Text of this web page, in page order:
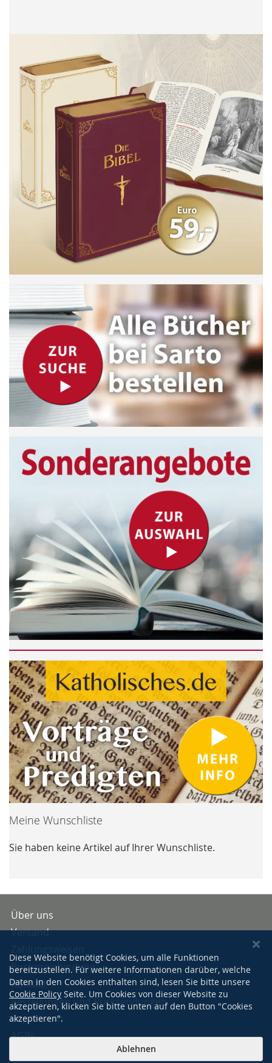
Meine Wunschliste
Sie haben keine Artikel auf Ihrer Wunschliste.
Über uns
Versand
Buchpreisbindung
Kontakt
Bestellungen und Rücksendungen
Impressum
AGBs
Diese Website benötigt Cookies, um alle Funktionen
bereitzustellen. Für weitere Informationen darüber, welche
Daten in den Cookies enthalten sind, lesen Sie bitte unsere
Cookie Policy Seite. Um Cookies von dieser Website zu
akzeptieren, klicken Sie bitte unten auf den Button "Cookies
akzeptieren".
Ablehnen